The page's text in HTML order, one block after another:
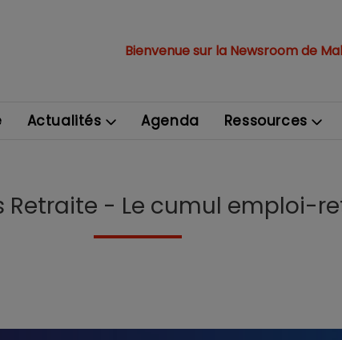
Bienvenue sur la Newsroom de
Actualités Agenda Ressources
Retraite - Le cumul emploi-